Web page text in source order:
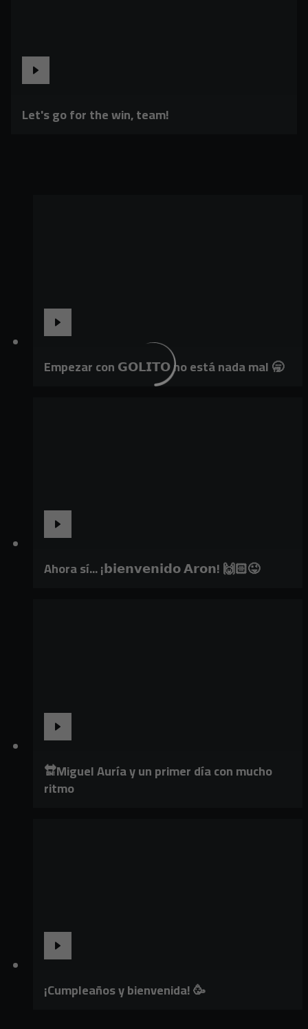
Let's go for the win, team!
Empezar con 𝗚𝗢𝗟𝗜𝗧𝗢 no está nada mal 🥱
Ahora sí... ¡𝗯𝗶𝗲𝗻𝘃𝗲𝗻𝗶𝗱𝗼 𝗔𝗿𝗼𝗻! 🙌🏻😜
🔛Miguel Auría y un primer día con mucho
ritmo
¡Cumpleaños y bienvenida! 🥳